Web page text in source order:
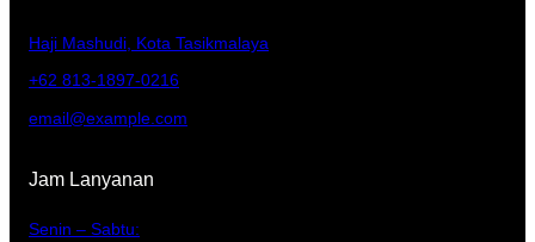
Haji Mashudi, Kota Tasikmalaya
+62 813-1897-0216
email@example.com
Jam Lanyanan
Senin – Sabtu: